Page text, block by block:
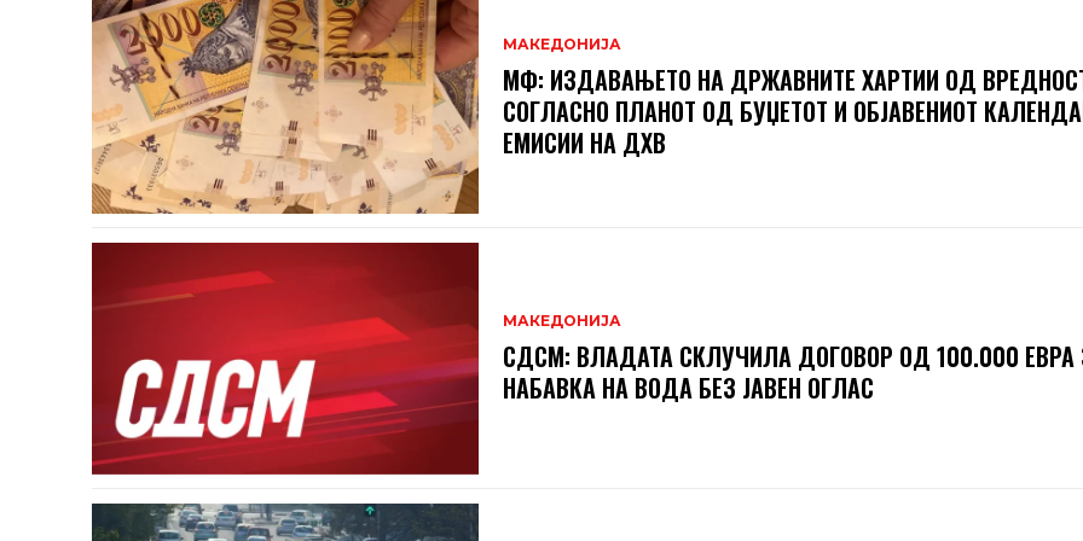
МАКЕДОНИЈА
МФ: ИЗДАВАЊЕТО НА ДРЖАВНИТЕ ХАРТИИ ОД
СОГЛАСНО ПЛАНОТ ОД БУЏЕТОТ И ОБЈАВЕНИОТ
ЕМИСИИ НА ДХВ
МАКЕДОНИЈА
СДСМ: ВЛАДАТА СКЛУЧИЛА ДОГОВОР ОД 100.000 ЕВРА
НАБАВКА НА ВОДА БЕЗ ЈАВЕН ОГЛАС